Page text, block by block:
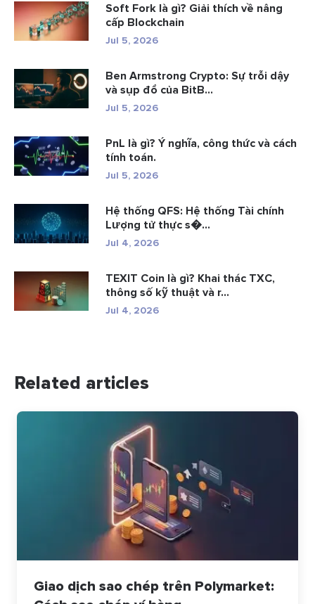
Soft Fork là gì? Giải thích về nâng
cấp Blockchain
Jul 5, 2026
Ben Armstrong Crypto: Sự trỗi dậy
và sụp đổ của BitB...
Jul 5, 2026
PnL là gì? Ý nghĩa, công thức và cách
tính toán.
Jul 5, 2026
Hệ thống QFS: Hệ thống Tài chính
Lượng tử thực s�...
Jul 4, 2026
TEXIT Coin là gì? Khai thác TXC,
thông số kỹ thuật và r...
Jul 4, 2026
Related articles
Giao dịch sao chép trên Polymarket: